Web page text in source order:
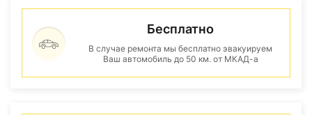
Бесплатно
В случае ремонта мы бесплатно эвакуируем
Ваш автомобиль до 50 км. от МКАД-а